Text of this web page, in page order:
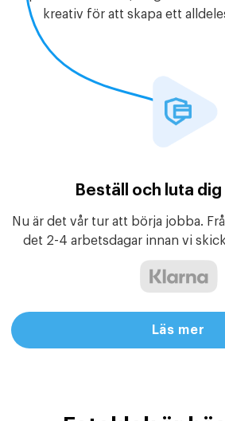
kreativ för att skapa ett
Beställ och luta
Nu är det vår tur att börja jobba.
det 2-4 arbetsdagar innan vi
Läs mer